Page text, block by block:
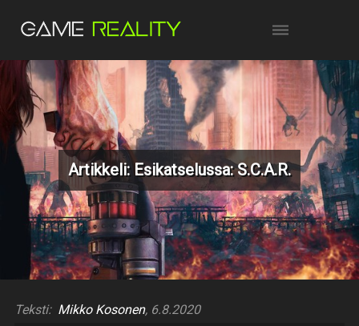
Artikkeli: Esikatselussa: S.C.A.R.
Teksti: Mikko Kosonen, 6.8.2020